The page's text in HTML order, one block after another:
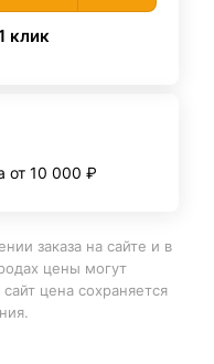
клик
от 10 000 ₽
заказа на сайте и в
цены могут
цена сохраняется